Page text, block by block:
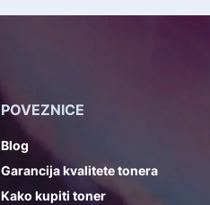
POVEZNICE
Blog
Garancija kvalitete tonera
Kako kupiti toner